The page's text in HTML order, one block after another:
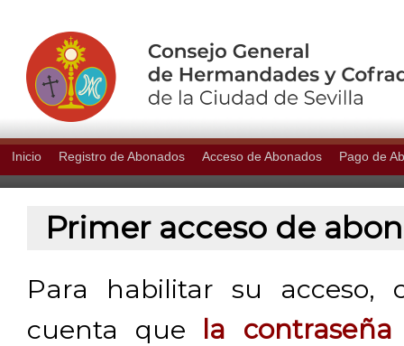
Inicio Registro de Abonados Acceso de Abonados Pago de
Primer acceso de
Para habilitar su acceso,
cuenta que
la